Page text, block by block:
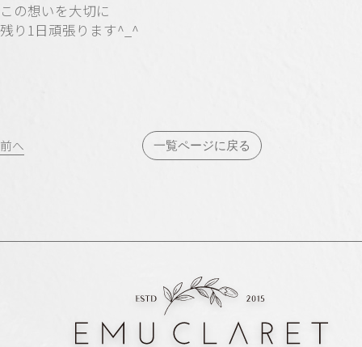
この想いを大切に
残り1日頑張ります^_^
投
前へ 一覧ページに戻る